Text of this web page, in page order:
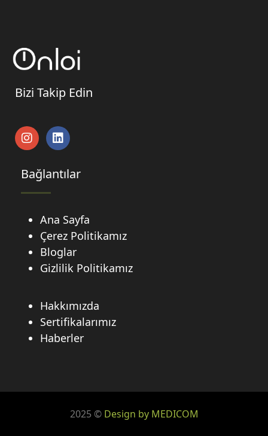
Bizi Takip Edin
Bağlantılar
Ana Sayfa
Çerez Politikamız
Bloglar
Gizlilik Politikamız
Hakkımızda
Sertifikalarımız
Haberler
2025 © Design by MEDICOM